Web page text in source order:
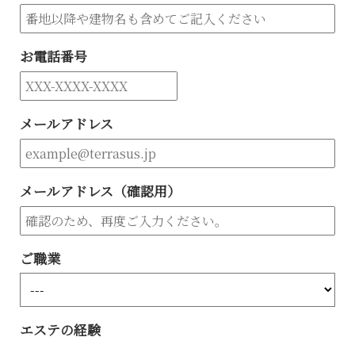
お電話番号
メールアドレス
メールアドレス（確認用）
ご職業
エステの経験